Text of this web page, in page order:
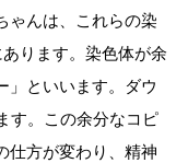
ゃんは、これらの染
ります。染色体が余
」といいます。ダウ
す。この余分なコピ
仕方が変わり、精神